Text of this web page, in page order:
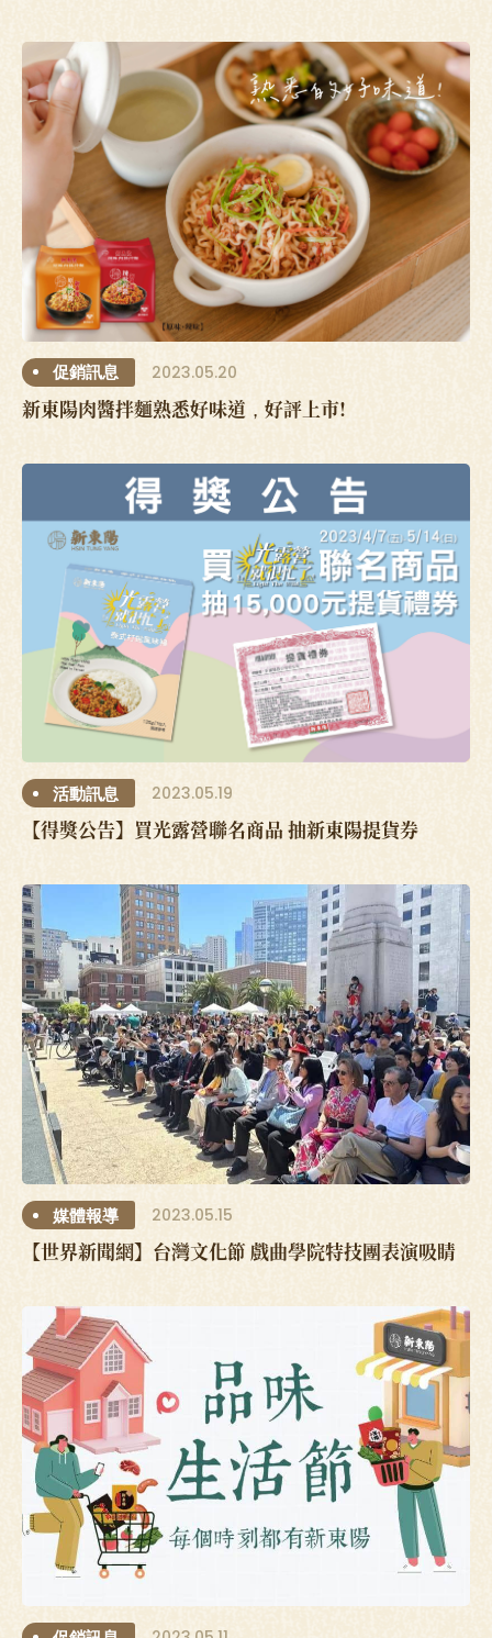
促銷訊息 2023.05.20
新東陽肉醬拌麵熟悉好味道，好評上市!
活動訊息 2023.05.19
【得獎公告】買光露營聯名商品 抽新東陽提貨券
媒體報導 2023.05.15
【世界新聞網】台灣文化節 戲曲學院特技團表演吸睛